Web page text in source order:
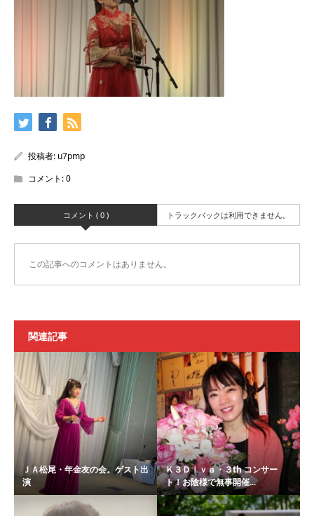
投稿者: u7pmp
コメント:0
コメント ( 0 ) トラックバックは利用できません。
この記事へのコメントはありません。
関連記事
ＪＡ松尾・年金友の会。ゲスト出
演
Ｋ３Ｄｉｖａ・３th コンサー
ト！お陰様で無事開催...